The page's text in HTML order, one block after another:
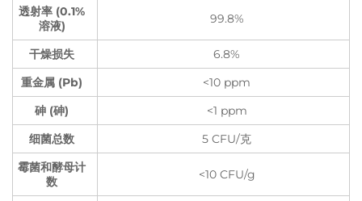
透射率 (0.1%
溶液)
99.8%
干燥损失
6.8%
重金属 (Pb)
<10 ppm
砷 (砷)
<1 ppm
细菌总数
5 CFU/克
霉菌和酵母计
数
<10 CFU/g